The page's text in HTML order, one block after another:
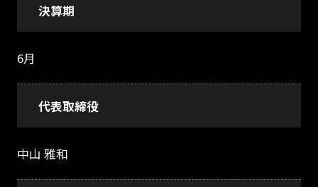
決算期
6月
代表取締役
中山 雅和